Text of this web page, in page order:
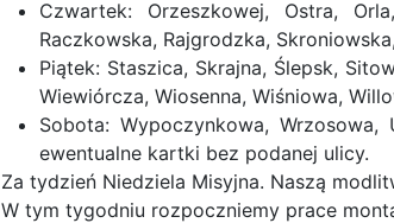
Czwartek: Orzeszkowej, Ostra,
Raczkowska, Rajgrodzka,
Piątek: Staszica, Skrajna, Ślepsk,
Wiewiórcza, Wiosenna, Wiśniowa,
Sobota: Wypoczynkowa, Wrzosowa,
ewentualne kartki bez podanej ulicy.
Za tydzień Niedziela Misyjna. Naszą
W tym tygodniu rozpoczniemy prace